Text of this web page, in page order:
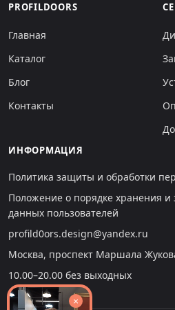
PROFILDOORS
Главная
Каталог
Блог
Контакты
ИНФОРМАЦИЯ
Политика защиты и обработки
Положение о порядке хранения
данных пользователей
profild0ors.design@yandex.ru
Москва, проспект Маршала
10.00–20.00 без выходных
×